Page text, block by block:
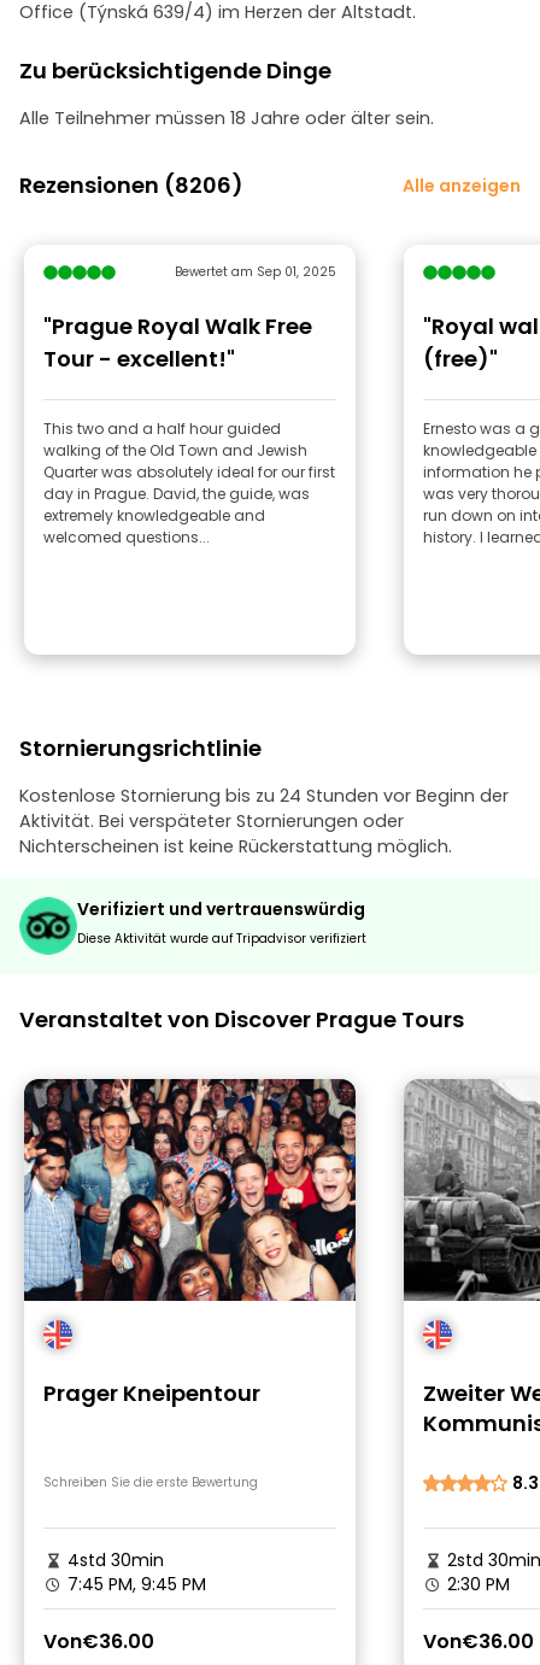
Office (Týnská 639/4) im Herzen der Altstadt.
Zu berücksichtigende Dinge
Alle Teilnehmer müssen 18 Jahre oder älter sein.
Rezensionen (8206) Alle anzeigen
Bewertet am Sep 01, 2025
"Prague Royal Walk Free
Tour - excellent!"
This two and a half hour guided
walking of the Old Town and Jewish
Quarter was absolutely ideal for our first
day in Prague. David, the guide, was
extremely knowledgeable and
welcomed questions...
"Royal
(free)"
Ernesto was a
information he
was very
run down on
history. I
Stornierungsrichtlinie
Kostenlose Stornierung bis zu 24 Stunden vor Beginn der
Aktivität. Bei verspäteter Stornierungen oder
Nichterscheinen ist keine Rückerstattung möglich.
Verifiziert und vertrauenswürdig
Diese Aktivität wurde auf Tripadvisor verifiziert
Veranstaltet von Discover Prague Tours
Prager Kneipentour
Schreiben Sie die erste Bewertung
4std 30min
7:45 PM, 9:45 PM
Von€36.00
Zweiter
8.3
2std 30min
2:30 PM
Von€36.00